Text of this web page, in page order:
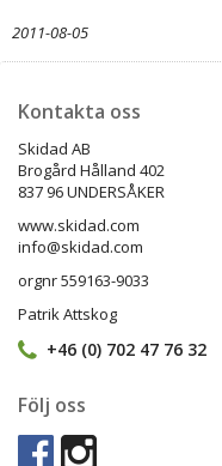
2011-08-05
Kontakta oss
Skidad AB
Brogård Hålland 402
837 96 UNDERSÅKER
www.skidad.com
info@skidad.com
orgnr 559163-9033
Patrik Attskog
+46 (0) 702 47 76 32
Följ oss